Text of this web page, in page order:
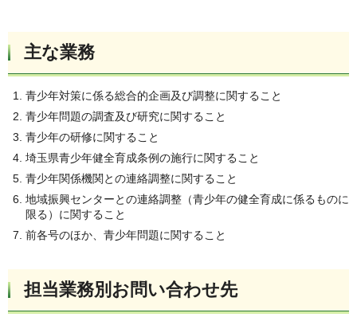
主な業務
青少年対策に係る総合的企画及び調整に関すること
青少年問題の調査及び研究に関すること
青少年の研修に関すること
埼玉県青少年健全育成条例の施行に関すること
青少年関係機関との連絡調整に関すること
地域振興センターとの連絡調整（青少年の健全育成に係るものに
限る）に関すること
前各号のほか、青少年問題に関すること
担当業務別お問い合わせ先